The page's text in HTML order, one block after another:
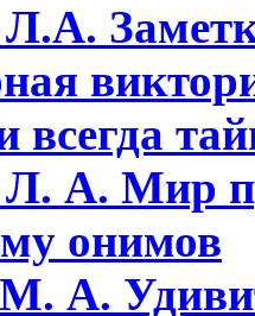
всегда
А. Мир
онимов
А.